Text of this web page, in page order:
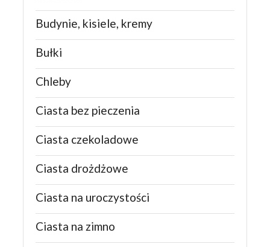
Budynie, kisiele, kremy
Bułki
Chleby
Ciasta bez pieczenia
Ciasta czekoladowe
Ciasta drożdżowe
Ciasta na uroczystości
Ciasta na zimno